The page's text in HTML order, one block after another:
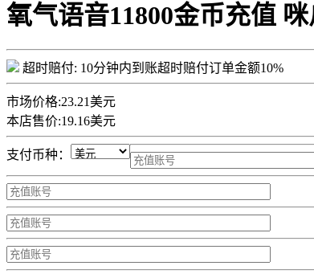
氧气语音11800金币充值
超时赔付: 10分钟内到账超时赔付订单金额10%
市场价格:23.21美元
本店售价:19.16美元
支付币种：